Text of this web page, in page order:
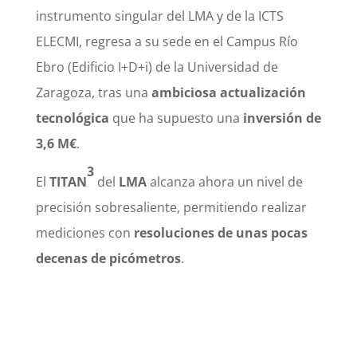
instrumento singular del LMA y de la ICTS
ELECMI, regresa a su sede en el Campus Río
Ebro (Edificio I+D+i) de la Universidad de
Zaragoza, tras una ambiciosa actualización
tecnológica que ha supuesto una inversión de
3,6 M€.
El TITAN
3
del LMAalcanza ahora un nivel de
precisión sobresaliente, permitiendo realizar
mediciones con resoluciones de unas pocas
decenas de picómetros.